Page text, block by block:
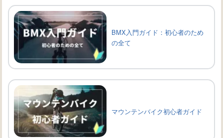
BMX入門ガイド：初心者のため
の全て
マウンテンバイク初心者ガイド